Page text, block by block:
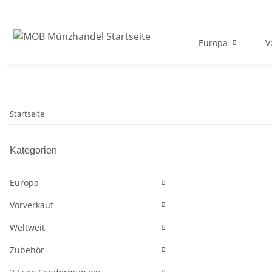
Europa
Startseite
Kategorien
Europa
Vorverkauf
Weltweit
Zubehör